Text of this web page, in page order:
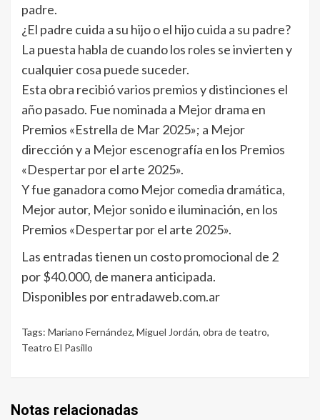
padre.
¿El padre cuida a su hijo o el hijo cuida a su padre?
La puesta habla de cuando los roles se invierten y
cualquier cosa puede suceder.
Esta obra recibió varios premios y distinciones el
año pasado. Fue nominada a Mejor drama en
Premios «Estrella de Mar 2025»; a Mejor
dirección y a Mejor escenografía en los Premios
«Despertar por el arte 2025».
Y fue ganadora como Mejor comedia dramática,
Mejor autor, Mejor sonido e iluminación, en los
Premios «Despertar por el arte 2025».
Las entradas tienen un costo promocional de 2
por $40.000, de manera anticipada.
Disponibles por entradaweb.com.ar
Tags: Mariano Fernández, Miguel Jordán, obra de teatro,
Teatro El Pasillo
Notas relacionadas